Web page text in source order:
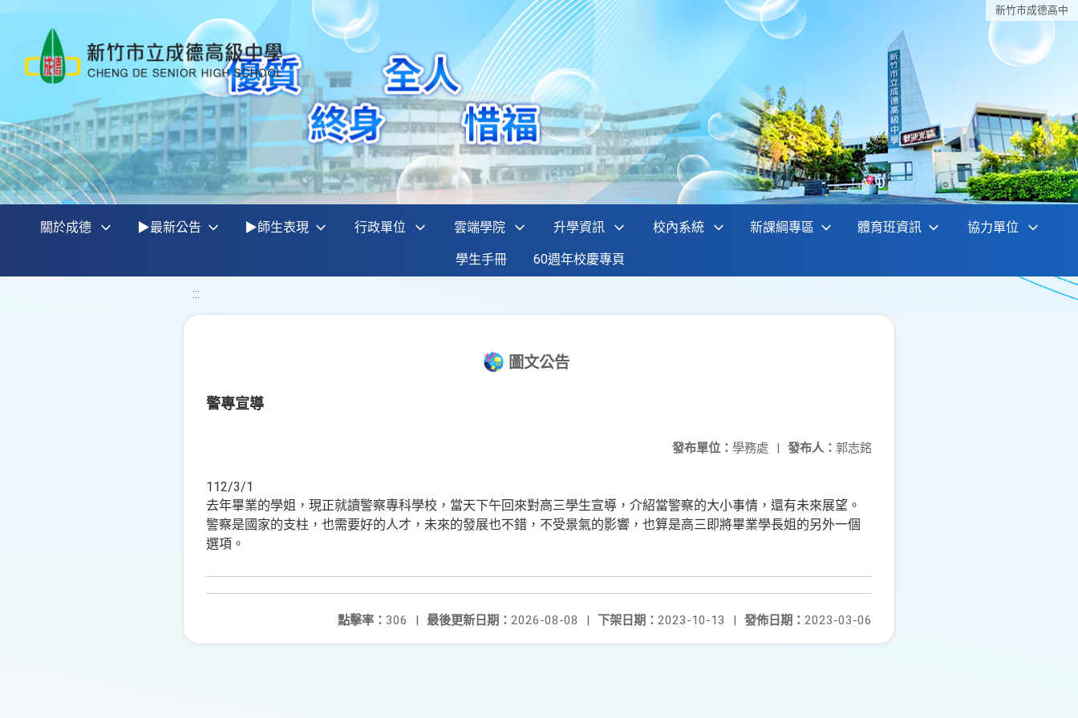
新竹巿成德高中
關於成德 ▶最新公告 ▶師生表現 行政單位 雲端學院 升學資訊 校內系統 新課綱專區 體育班資訊 協力單位
學生手冊 60週年校慶專頁
:::
圖文公告
警專宣導
發布人： 郭志銘
發布單位： 學務處 |
112/3/1
去年畢業的學姐，現正就讀警察專科學校，當天下午回來對高三學生宣導，介紹當警察的大小事情，還有未來展望。
警察是國家的支柱，也需要好的人才，未來的發展也不錯，不受景氣的影響，也算是高三即將畢業學長姐的另外一個
選項。
發佈日期： 2023-03-06
下架日期： 2023-10-13 |
最後更新日期： 2026-08-08 |
點擊率： 306 |